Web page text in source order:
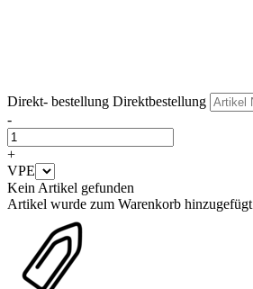
Direkt- bestellung Direktbestellung
-
+
VPE
Kein Artikel gefunden
Artikel wurde zum Warenkorb hinzugefügt